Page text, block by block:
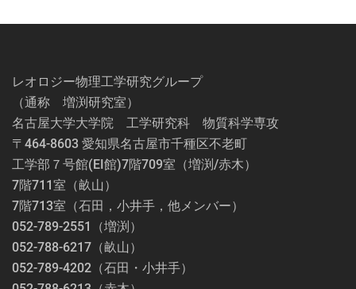
シ
レオロジー物理工学研究グループ
（通称 増渕研究室）
名古屋大学大学院 工学研究科 物質科学専攻
〒464-8603 愛知県名古屋市千種区不老町
工学部７号館(EI館)7階709室（増渕/赤木）
7階711室（畝山）
7階713室（石田，小井手，他メンバー）
052-789-2551（増渕）
052-788-6217（畝山）
052-789-4202（石田・小井手）